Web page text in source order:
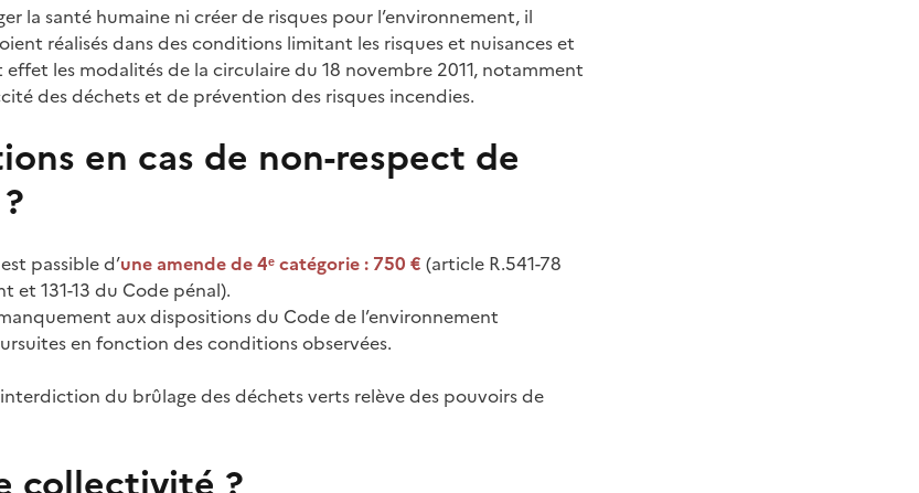
la santé humaine ni créer de risques pour l’environnement, il
réalisés dans des conditions limitant les risques et nuisances et
les modalités de la circulaire du 18 novembre 2011, notamment
des déchets et de prévention des risques incendies.
en cas de non-respect de
passible d’une amende de 4ᵉ catégorie : 750 € (article R.541-78
et 131-13 du Code pénal).
aux dispositions du Code de l’environnement
en fonction des conditions observées.
du brûlage des déchets verts relève des pouvoirs de